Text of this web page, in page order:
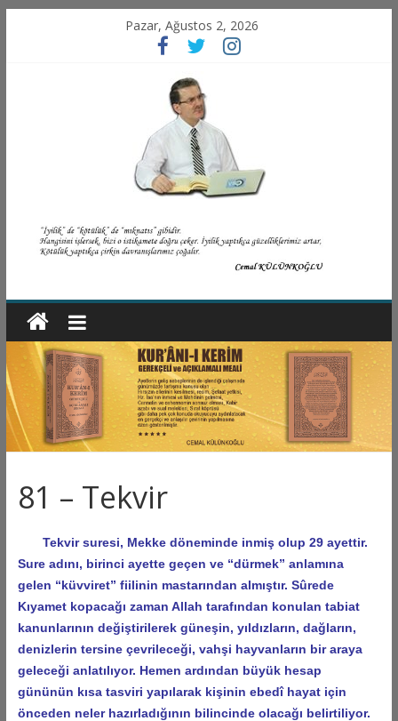
Pazar, Ağustos 2, 2026
81 – Tekvir
Tekvir suresi, Mekke döneminde inmiş olup 29 ayettir.
Sure adını, birinci ayette geçen ve “dürmek” anlamına
gelen “küvviret” fiilinin mastarından almıştır. Sûrede
Kıyamet kopacağı zaman Allah tarafından konulan tabiat
kanunlarının değiştirilerek güneşin, yıldızların, dağların,
denizlerin tersine çevrileceği, vahşi hayvanların bir araya
geleceği anlatılıyor. Hemen ardından büyük hesap
gününün kısa tasviri yapılarak kişinin ebedî hayat için
önceden neler hazırladığının bilincinde olacağı belirtiliyor.